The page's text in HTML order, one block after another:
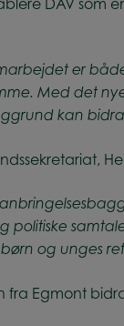
er
Med det
kan
politiske
og unges
fra Egmont